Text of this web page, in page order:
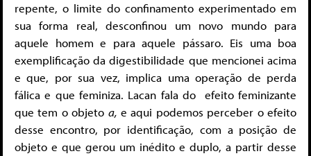
repente, o limite do confinamento experimentado em
sua forma real, desconfinou um novo mundo para
aquele homem e para aquele pássaro. Eis uma boa
exemplificação da digestibilidade que mencionei acima
e que, por sua vez, implica uma operação de perda
fálica e que feminiza. Lacan fala do efeito feminizante
que tem o objeto a, e aqui podemos perceber o efeito
desse encontro, por identificação, com a posição de
objeto e que gerou um inédito e duplo, a partir desse